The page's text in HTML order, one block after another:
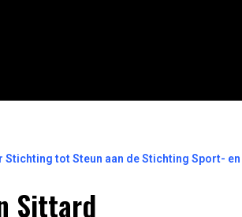
Stichting tot Steun aan de Stichting Sport-
Sittard